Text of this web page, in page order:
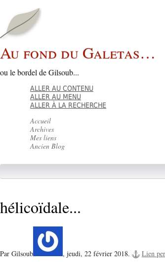
Au fond du Galetas…
ou le bordel de Gilsoub...
ALLER AU CONTENU
ALLER AU MENU
ALLER À LA RECHERCHE
Accueil
Archives
Mes liens
Ancien Blog
hélicoïdale...
Par Gilsoub , jeudi, 22 février 2018. Lien